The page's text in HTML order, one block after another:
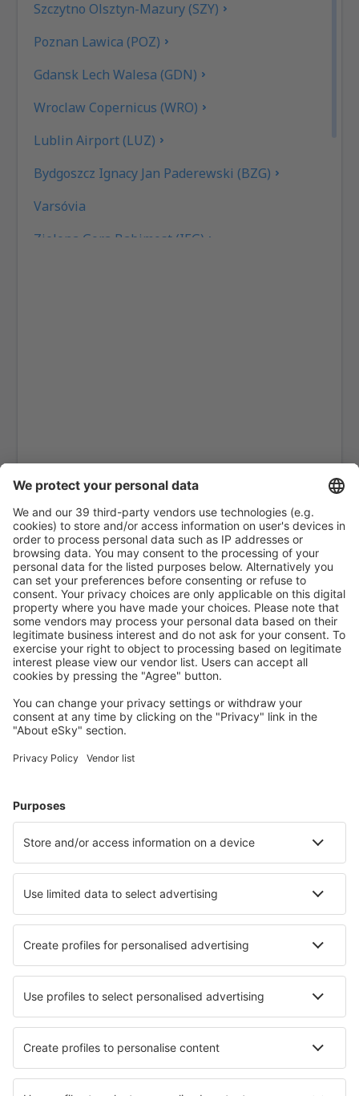
Szczytno Olsztyn-Mazury (SZY)
Poznan Lawica (POZ)
Gdansk Lech Walesa (GDN)
Wroclaw Copernicus (WRO)
Lublin Airport (LUZ)
Bydgoszcz Ignacy Jan Paderewski (BZG)
Varsóvia
Zielona Gora Babimost (IEG)